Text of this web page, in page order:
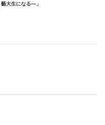
藝大生になる―」